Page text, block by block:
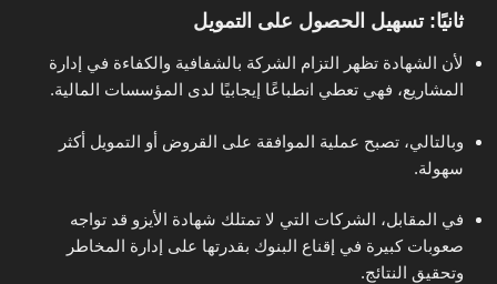
ثانيًا: تسهيل الحصول على التمويل
لأن الشهادة تظهر التزام الشركة بالشفافية والكفاءة في إدارة
المشاريع، فهي تعطي انطباعًا إيجابيًا لدى المؤسسات المالية.
وبالتالي، تصبح عملية الموافقة على القروض أو التمويل أكثر
سهولة.
في المقابل، الشركات التي لا تمتلك شهادة الأيزو قد تواجه
صعوبات كبيرة في إقناع البنوك بقدرتها على إدارة المخاطر
وتحقيق النتائج.